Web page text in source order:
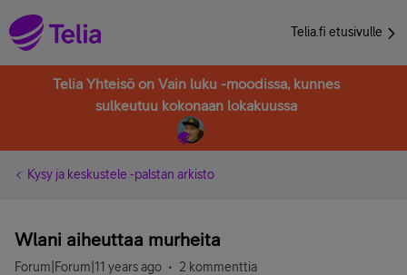
Telia.fi etusivulle
Telia Yhteisö on Vain luku -moodissa, kunnes
sulkeutuu kokonaan lokakuussa
Kysy ja keskustele -palstan arkisto
Wlani aiheuttaa murheita
Forum|Forum|11 years ago 2 kommenttia